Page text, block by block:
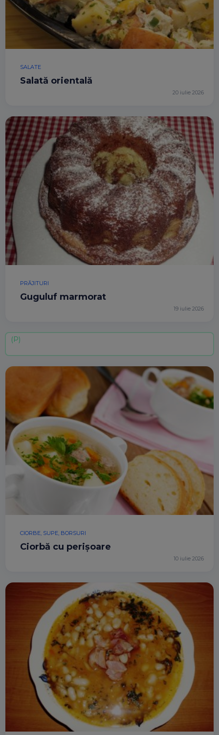
SALATE
Salată orientală
20 iulie 2026
PRĂJITURI
Guguluf marmorat
19 iulie 2026
CIORBE, SUPE, BORSURI
Ciorbă cu perișoare
10 iulie 2026